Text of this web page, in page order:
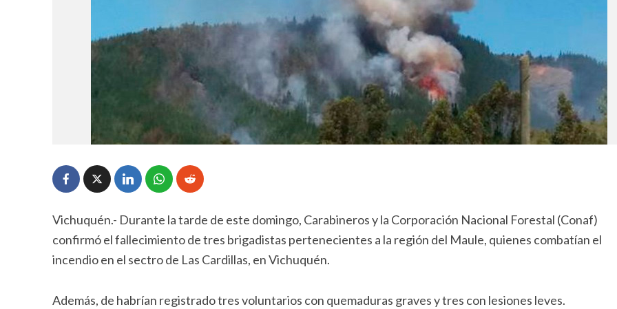
Vichuquén.- Durante la tarde de este domingo, Carabineros y la Corporación Nacional Forestal (Conaf)
confirmó el fallecimiento de tres brigadistas pertenecientes a la región del Maule, quienes combatían el
incendio en el sectro de Las Cardillas, en Vichuquén.
Además, de habrían registrado tres voluntarios con quemaduras graves y tres con lesiones leves.